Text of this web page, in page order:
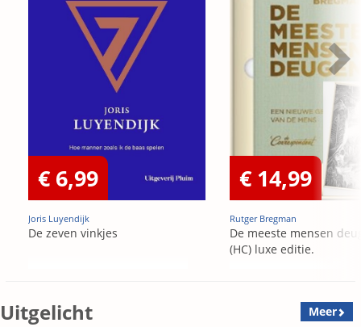
€ 6,99
Joris Luyendijk
De zeven vinkjes
€ 14,99
Rutger Bregman
De meeste mensen
(HC) luxe editie.
Uitgelicht Meer